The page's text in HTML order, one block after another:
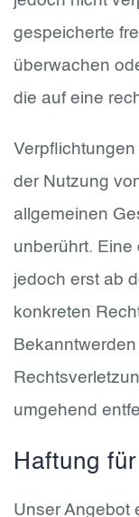
gespeicherte
überwachen
die auf eine
der Nutzung
allgemeinen
unberührt.
jedoch erst ab
konkreten
umgehend
Haftung
Unser Angebot